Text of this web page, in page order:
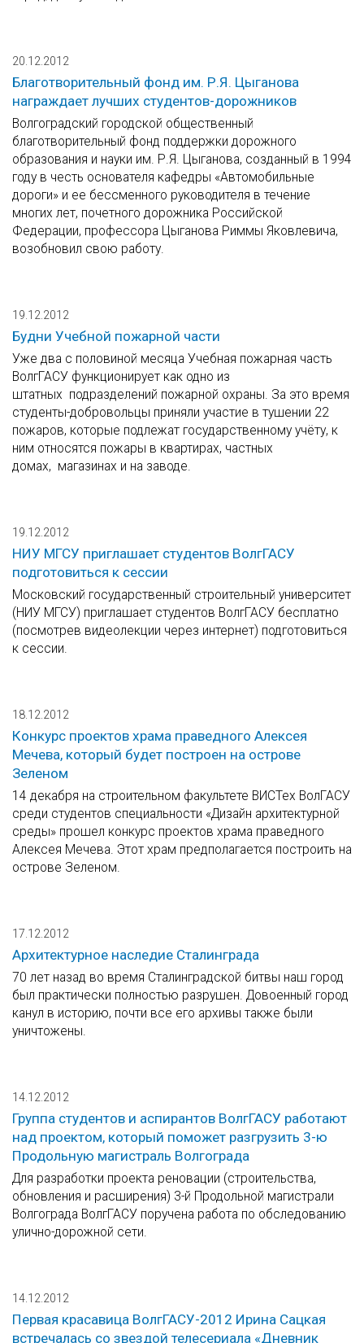
20.12.2012
Благотворительный фонд им. Р.Я. Цыганова
награждает лучших студентов-дорожников
Волгоградский городской общественный
благотворительный фонд поддержки дорожного
образования и науки им. Р.Я. Цыганова, созданный в 1994
году в честь основателя кафедры «Автомобильные
дороги» и ее бессменного руководителя в течение
многих лет, почетного дорожника Российской
Федерации, профессора Цыганова Риммы Яковлевича,
возобновил свою работу.
19.12.2012
Будни Учебной пожарной части
Уже два с половиной месяца Учебная пожарная часть
ВолгГАСУ функционирует как одно из
штатных подразделений пожарной охраны. За это время
студенты-добровольцы приняли участие в тушении 22
пожаров, которые подлежат государственному учёту, к
ним относятся пожары в квартирах, частных
домах, магазинах и на заводе.
19.12.2012
НИУ МГСУ приглашает студентов ВолгГАСУ
подготовиться к сессии
Московский государственный строительный университет
(НИУ МГСУ) приглашает студентов ВолгГАСУ бесплатно
(посмотрев видеолекции через интернет) подготовиться
к сессии.
18.12.2012
Конкурс проектов храма праведного Алексея
Мечева, который будет построен на острове
Зеленом
14 декабря на строительном факультете ВИСТех ВолГАСУ
среди студентов специальности «Дизайн архитектурной
среды» прошел конкурс проектов храма праведного
Алексея Мечева. Этот храм предполагается построить на
острове Зеленом.
17.12.2012
Архитектурное наследие Сталинграда
70 лет назад во время Сталинградской битвы наш город
был практически полностью разрушен. Довоенный город
канул в историю, почти все его архивы также были
уничтожены.
14.12.2012
Группа студентов и аспирантов ВолгГАСУ работают
над проектом, который поможет разгрузить 3-ю
Продольную магистраль Волгограда
Для разработки проекта реновации (строительства,
обновления и расширения) 3-й Продольной магистрали
Волгограда ВолгГАСУ поручена работа по обследованию
улично-дорожной сети.
14.12.2012
Первая красавица ВолгГАСУ-2012 Ирина Сацкая
встречалась со звездой телесериала «Дневник